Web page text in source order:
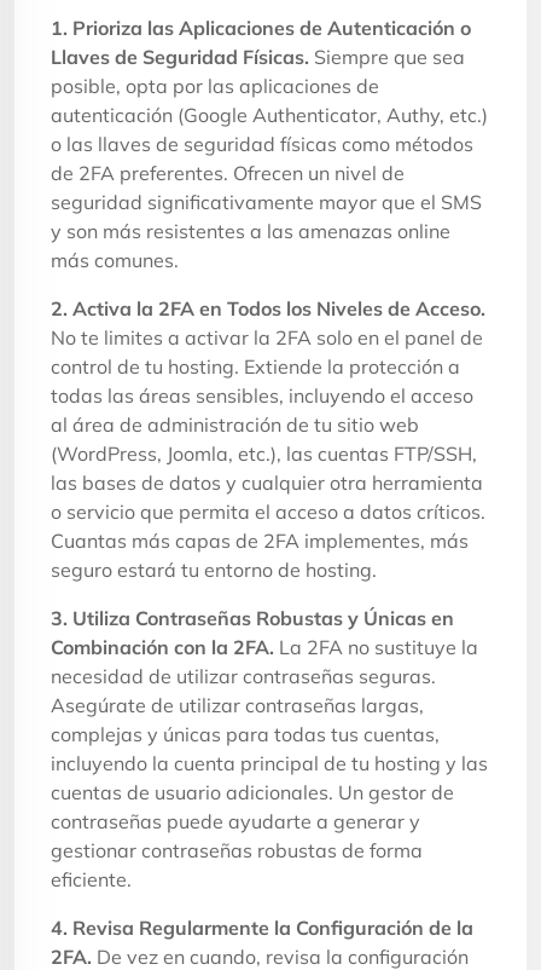
1. Prioriza las Aplicaciones de Autenticación o
Llaves de Seguridad Físicas. Siempre que sea
posible, opta por las aplicaciones de
autenticación (Google Authenticator, Authy, etc.)
o las llaves de seguridad físicas como métodos
de 2FA preferentes. Ofrecen un nivel de
seguridad significativamente mayor que el SMS
y son más resistentes a las amenazas online
más comunes.
2. Activa la 2FA en Todos los Niveles de Acceso.
No te limites a activar la 2FA solo en el panel de
control de tu hosting. Extiende la protección a
todas las áreas sensibles, incluyendo el acceso
al área de administración de tu sitio web
(WordPress, Joomla, etc.), las cuentas FTP/SSH,
las bases de datos y cualquier otra herramienta
o servicio que permita el acceso a datos críticos.
Cuantas más capas de 2FA implementes, más
seguro estará tu entorno de hosting.
3. Utiliza Contraseñas Robustas y Únicas en
Combinación con la 2FA. La 2FA no sustituye la
necesidad de utilizar contraseñas seguras.
Asegúrate de utilizar contraseñas largas,
complejas y únicas para todas tus cuentas,
incluyendo la cuenta principal de tu hosting y las
cuentas de usuario adicionales. Un gestor de
contraseñas puede ayudarte a generar y
gestionar contraseñas robustas de forma
eficiente.
4. Revisa Regularmente la Configuración de la
2FA. De vez en cuando, revisa la configuración